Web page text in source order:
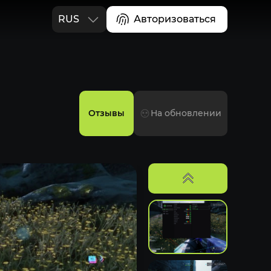
RUS
Авторизоваться
Отзывы На обновлении